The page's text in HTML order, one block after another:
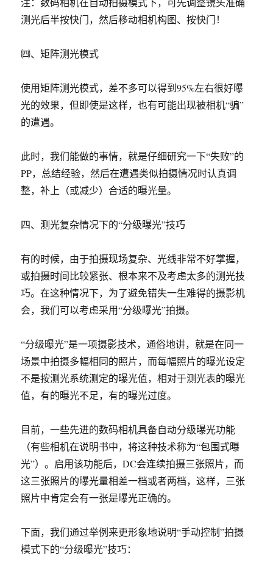
测光后半按快门，然后移动相机构图、按快门！
㈣、矩阵测光模式
使用矩阵测光模式，差不多可以得到95%左右很好曝
光的效果，但即使是这样，也有可能出现被相机“骗”
的遭遇。
此时，我们能做的事情，就是仔细研究一下“失败”的
PP，总结经验，然后在遭遇类似拍摄情况时认真调
整，补上（或减少）合适的曝光量。
四、测光复杂情况下的“分级曝光”技巧
有的时候，由于拍摄现场复杂、光线非常不好掌握，
或拍摄时间比较紧张、根本来不及考虑太多的测光技
巧。在这种情况下，为了避免错失一生难得的摄影机
会，我们可以考虑采用“分级曝光”拍摄。
“分级曝光”是一项摄影技术，通俗地讲，就是在同一
场景中拍摄多幅相同的照片，而每幅照片的曝光设定
不是按测光系统测定的曝光值，相对于测光表的曝光
值，有的曝光不足，有的曝光过度。
目前，一些先进的数码相机具备自动分级曝光功能
（有些相机在说明书中，将这种技术称为“包围式曝
光”）。启用该功能后，DC会连续拍摄三张照片，而
这三张照片的曝光量相差一档或者两档，这样，三张
照片中肯定会有一张是曝光正确的。
下面，我们通过举例来更形象地说明“手动控制”拍摄
模式下的“分级曝光”技巧：